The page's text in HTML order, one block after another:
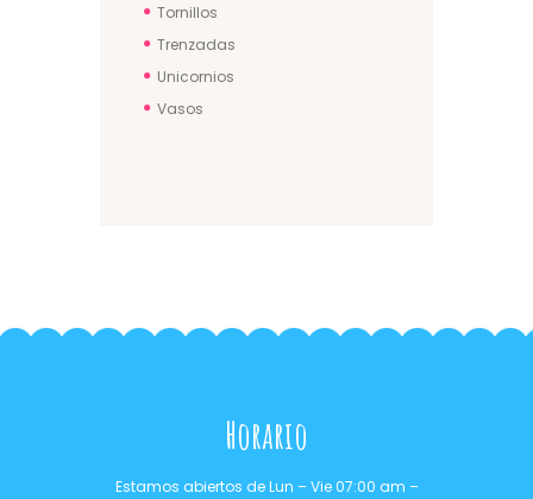
Tornillos
Trenzadas
Unicornios
Vasos
Horario
Estamos abiertos de Lun – Vie 07:00 am –